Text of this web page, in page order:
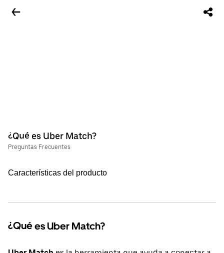
¿Qué es Uber Match?
Preguntas Frecuentes
Características del producto
¿Qué es Uber Match?